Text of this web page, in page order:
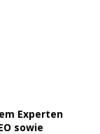
Experten
sowie